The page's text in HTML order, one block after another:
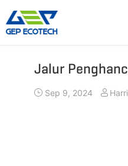
Mesin Penghancur
Penghancur Poros Ganda
Jalur
Sep 9, 2024